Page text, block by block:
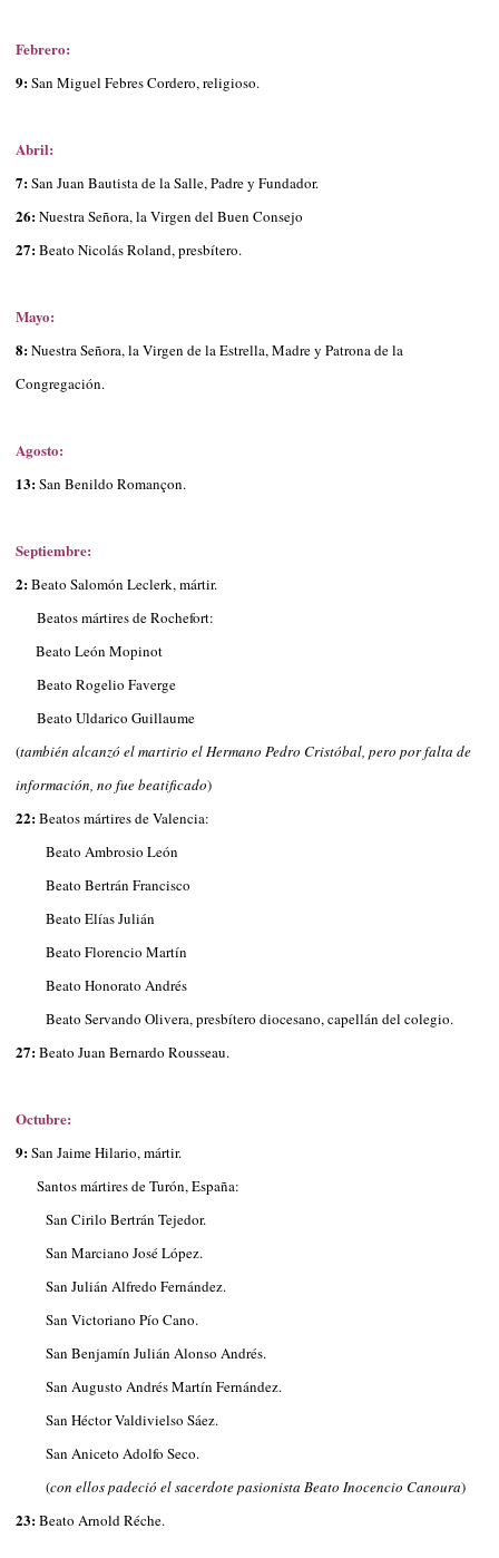
Febrero:
9:San Miguel Febres Cordero, religioso.
Abril:
7:San Juan Bautista de la Salle, Padre y Fundador.
26:Nuestra Señora, la Virgen del Buen Consejo
27:Beato Nicolás Roland, presbítero.
Mayo:
8:Nuestra Señora, la Virgen de la Estrella, Madre y Patrona de la
Congregación.
Agosto:
13:San Benildo Romançon.
Septiembre:
2:Beato Salomón Leclerk, mártir.
Beatos mártires de Rochefort:
Beato León Mopinot
Beato Rogelio Faverge
Beato Uldarico Guillaume
(también alcanzó el martirio el Hermano Pedro Cristóbal, pero por falta de
información, no fue beatificado)
22:Beatos mártires de Valencia:
Beato Ambrosio León
Beato Bertrán Francisco
Beato Elías Julián
Beato Florencio Martín
Beato Honorato Andrés
Beato Servando Olivera, presbítero diocesano, capellán del colegio.
27:Beato Juan Bernardo Rousseau.
Octubre:
9:San Jaime Hilario, mártir.
Santos mártires de Turón, España:
San Cirilo Bertrán Tejedor.
San Marciano José López.
San Julián Alfredo Fernández.
San Victoriano Pío Cano.
San Benjamín Julián Alonso Andrés.
San Augusto Andrés Martín Fernández.
San Héctor Valdivielso Sáez.
San Aniceto Adolfo Seco.
(con ellos padeció el sacerdote pasionista Beato Inocencio Canoura)
23:Beato Arnold Réche.